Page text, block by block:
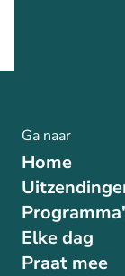
Ga naar
Home
Elke dag
Praat mee